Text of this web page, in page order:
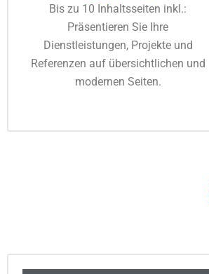
Bis zu 10 Inhaltsseiten inkl.:
Präsentieren Sie Ihre
Dienstleistungen, Projekte und
Referenzen auf übersichtlichen und
modernen Seiten.